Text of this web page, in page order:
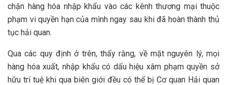
chặn hàng hóa nhập khẩu vào các kênh thương mại thuộc
phạm vi quyền hạn của mình ngay sau khi đã hoàn thành thủ
tục hải quan.
Qua các quy định ở trên, thấy rằng, về mặt nguyên lý, mọi
hàng hóa xuất, nhập khẩu có dấu hiệu xâm phạm quyền sở
hữu trí tuệ khi qua biên giới đều có thể bị Cơ quan Hải quan